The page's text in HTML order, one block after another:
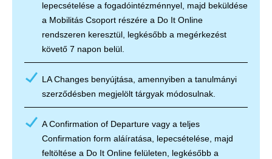
lepecsételése a fogadóintézménnyel, majd beküldése
a Mobilitás Csoport részére a Do It Online
rendszeren keresztül, legkésőbb a megérkezést
követő 7 napon belül.
LA Changes benyújtása, amennyiben a tanulmányi
szerződésben megjelölt tárgyak módosulnak.
A Confirmation of Departure vagy a teljes
Confirmation form aláíratása, lepecsételése, majd
feltöltése a Do It Online felületen, legkésőbb a